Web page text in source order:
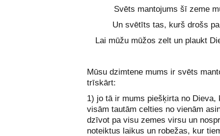
Svēts mantojums šī zeme
Un svētīts tas, kurš drošs
Lai mūžu mūžos zelt un plaukt
Mūsu dzimtene mums ir svēts
trīskārt:
1) jo tā ir mums piešķirta no Dieva,
visām tautām celties no vienām
dzīvot pa visu zemes virsu un
noteiktus laikus un robežas, kur